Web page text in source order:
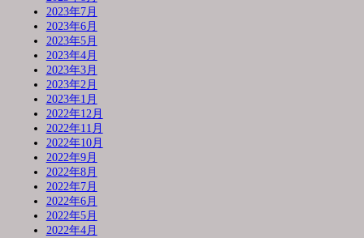
2023年7月
2023年6月
2023年5月
2023年4月
2023年3月
2023年2月
2023年1月
2022年12月
2022年11月
2022年10月
2022年9月
2022年8月
2022年7月
2022年6月
2022年5月
2022年4月